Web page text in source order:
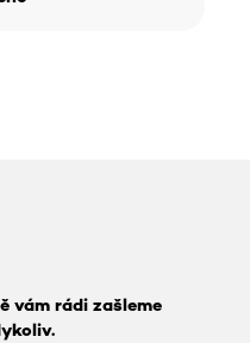
vám rádi zašleme